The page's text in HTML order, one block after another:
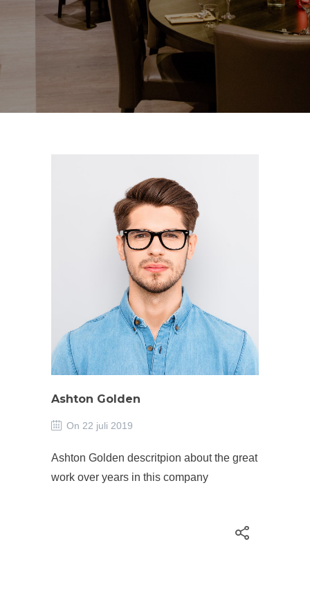
Ashton Golden
On 22 juli 2019
Ashton Golden descritpion about the great
work over years in this company